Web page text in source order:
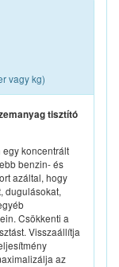
vagy kg)
tisztító
egy koncentrált
benzin- és
azáltal, hogy
dugulásokat,
Csökkenti a
Visszaállítja
az